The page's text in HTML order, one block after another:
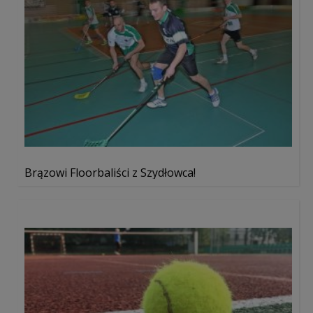
Brązowi Floorbaliści z Szydłowca!